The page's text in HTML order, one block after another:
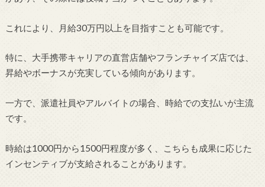
これにより、月給30万円以上を目指すことも可能です。
特に、大手携帯キャリアの直営店舗やフランチャイズ店では、
昇給やボーナスが充実している傾向があります。
一方で、派遣社員やアルバイトの場合、時給での支払いが主流
です。
時給は1000円から1500円程度が多く、こちらも成果に応じた
インセンティブが支給されることがあります。